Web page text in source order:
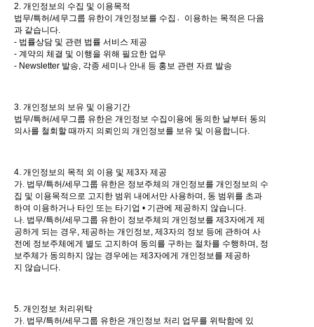
2. 개인정보의 수집 및 이용목적
법무/특허/세무그룹 유한이 개인정보를 수집이〮용하는 목적은 다음
과 같습니다.
- 법률상담 및 관련 법률 서비스 제공
- 계약의 체결 및 이행을 위해 필요한 업무
- Newsletter 발송, 각종 세미나 안내 등 홍보 관련 자료 발송
3. 개인정보의 보유 및 이용기간
법무/특허/세무그룹 유한은 개인정보 수집이용에 동의한 날부터 동의
의사를 철회할 때까지 의뢰인의 개인정보를 보유 및 이용합니다.
4. 개인정보의 목적 외 이용 및 제3자 제공
가. 법무/특허/세무그룹 유한은 정보주체의 개인정보를 개인정보의 수
집 및 이용목적으로 고지한 범위 내에서만 사용하며, 동 범위를 초과
하여 이용하거나 타인 또는 타기업 • 기관에 제공하지 않습니다.
나. 법무/특허/세무그룹 유한이 정보주체의 개인정보를 제3자에게 제
공하게 되는 경우, 제공하는 개인정보, 제3자의 정보 등에 관하여 사
전에 정보주체에게 별도 고지하여 동의를 구하는 절차를 수행하며, 정
보주체가 동의하지 않는 경우에는 제3자에게 개인정보를 제공하
지 않습니다.
5. 개인정보 처리위탁
가. 법무/특허/세무그룹 유한은 개인정보 처리 업무를 위탁함에 있